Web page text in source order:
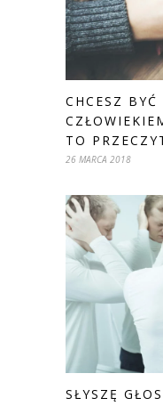
CHCESZ BYĆ
TO
26 MARCA 2018
SŁYSZĘ